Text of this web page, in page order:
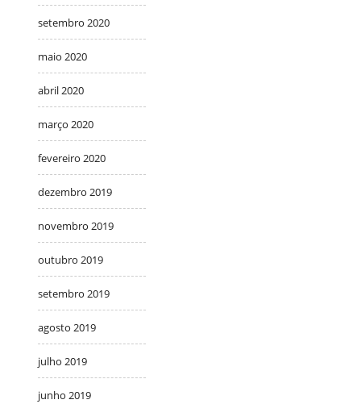
setembro 2020
maio 2020
abril 2020
março 2020
fevereiro 2020
dezembro 2019
novembro 2019
outubro 2019
setembro 2019
agosto 2019
julho 2019
junho 2019